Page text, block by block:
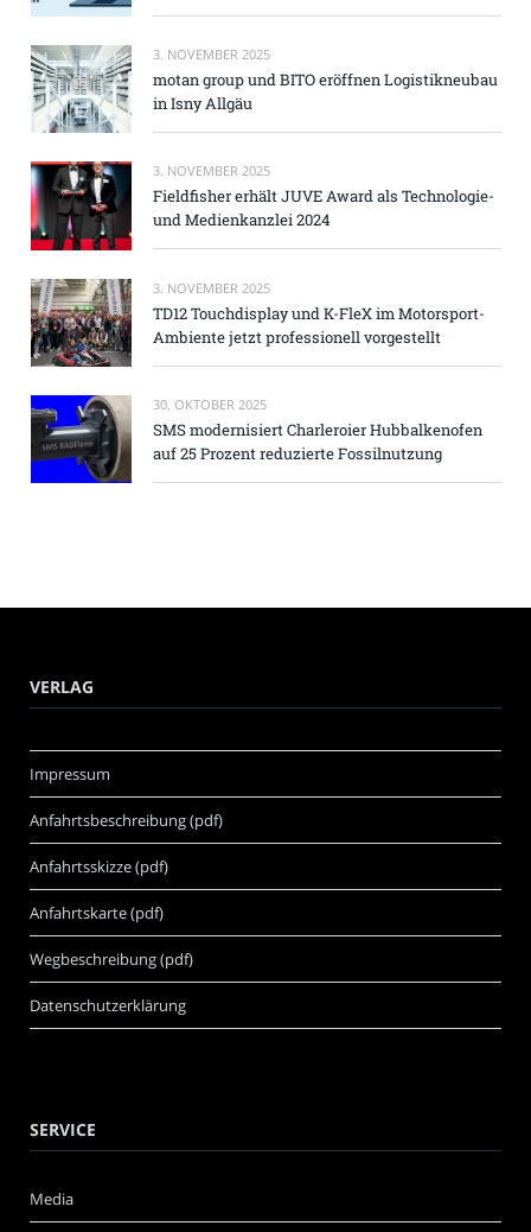
3. NOVEMBER 2025
motan group und BITO eröffnen Logistikneubau
in Isny Allgäu
3. NOVEMBER 2025
Fieldfisher erhält JUVE Award als Technologie-
und Medienkanzlei 2024
3. NOVEMBER 2025
TD12 Touchdisplay und K-FleX im Motorsport-
Ambiente jetzt professionell vorgestellt
30. OKTOBER 2025
SMS modernisiert Charleroier Hubbalkenofen
auf 25 Prozent reduzierte Fossilnutzung
VERLAG
Impressum
Anfahrtsbeschreibung (pdf)
Anfahrtsskizze (pdf)
Anfahrtskarte (pdf)
Wegbeschreibung (pdf)
Datenschutzerklärung
SERVICE
Media